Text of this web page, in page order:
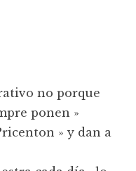
no porque
ponen »
» y dan a